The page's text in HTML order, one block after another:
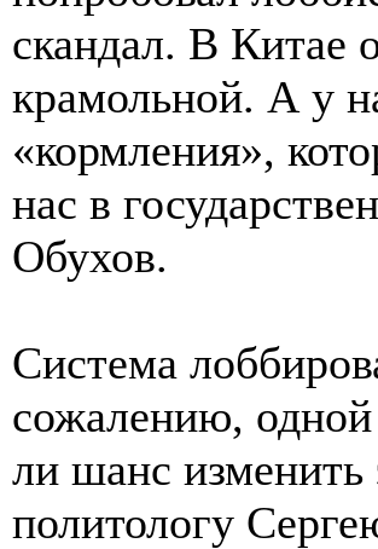
скандал. В Китае
крамольной. А у
«кормления»,
нас в
Обухов.
Система
сожалению, одной
ли шанс изменить
политологу